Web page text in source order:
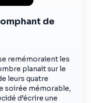
de
remémoraient les
planait sur le
leurs quatre
soirée mémorable,
d’écrire une